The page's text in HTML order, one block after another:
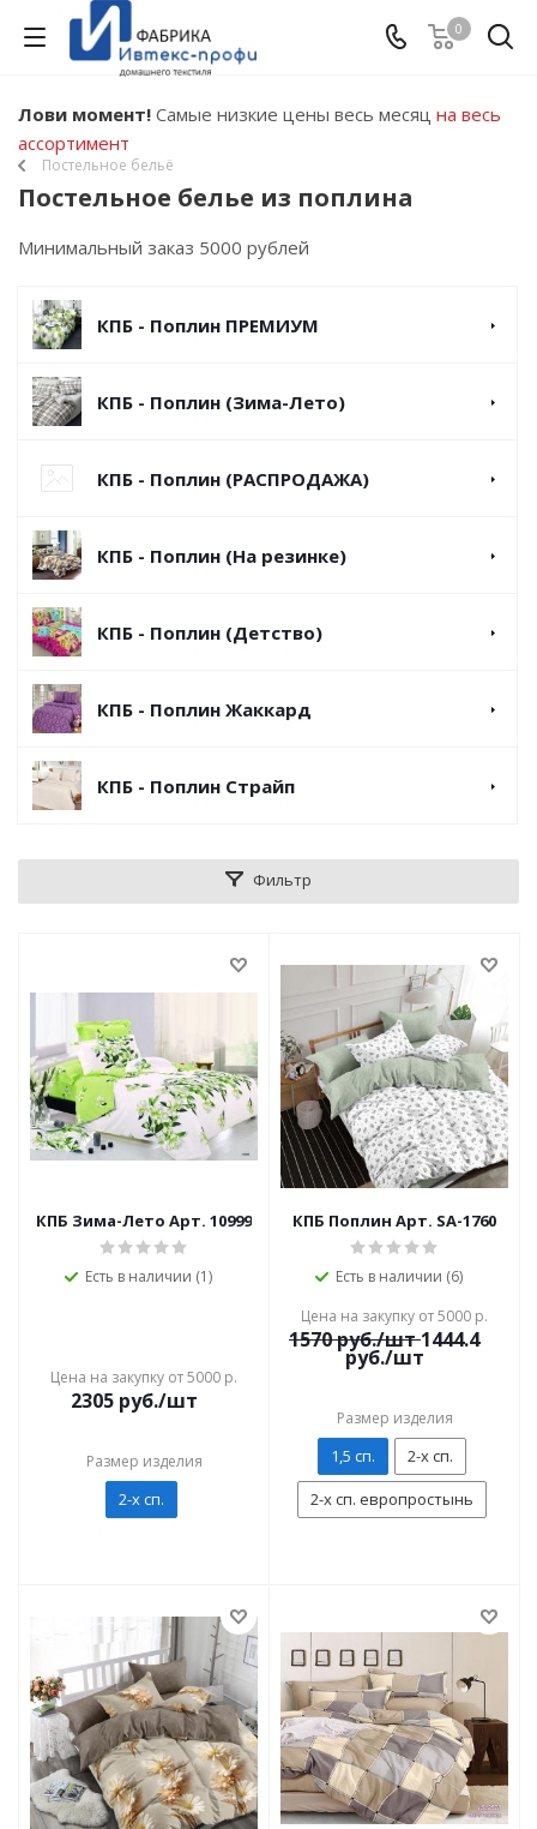
0
Лови момент! Самые низкие цены весь месяц на весь
ассортимент
Постельное бельё
Постельное белье из поплина
Минимальный заказ 5000 рублей
КПБ - Поплин ПРЕМИУМ
КПБ - Поплин (Зима-Лето)
КПБ - Поплин (РАСПРОДАЖА)
КПБ - Поплин (На резинке)
КПБ - Поплин (Детство)
КПБ - Поплин Жаккард
КПБ - Поплин Страйп
Фильтр
КПБ Зима-Лето Арт. 10999
Есть в наличии (1)
Цена на закупку от 5000 р.
2305 руб./шт
Размер изделия
2-х сп.
КПБ Поплин Арт. SA-1760
Есть в наличии (6)
Цена на закупку от 5000 р.
1570руб./шт 1444.4
руб./шт
Размер изделия
1,5 сп.
2-х сп.
2-х сп. европростынь